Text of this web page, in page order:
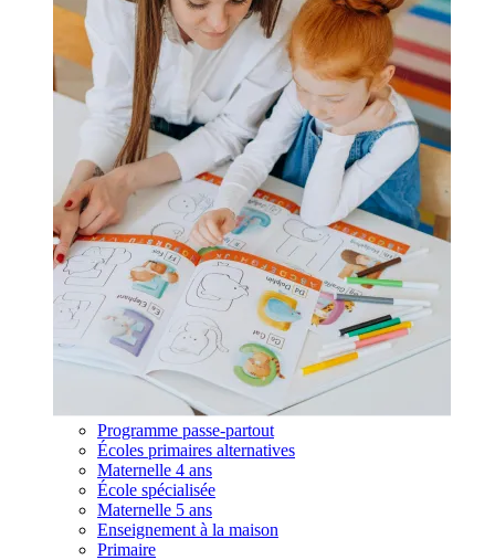
Programme passe-partout
Écoles primaires alternatives
Maternelle 4 ans
École spécialisée
Maternelle 5 ans
Enseignement à la maison
Primaire